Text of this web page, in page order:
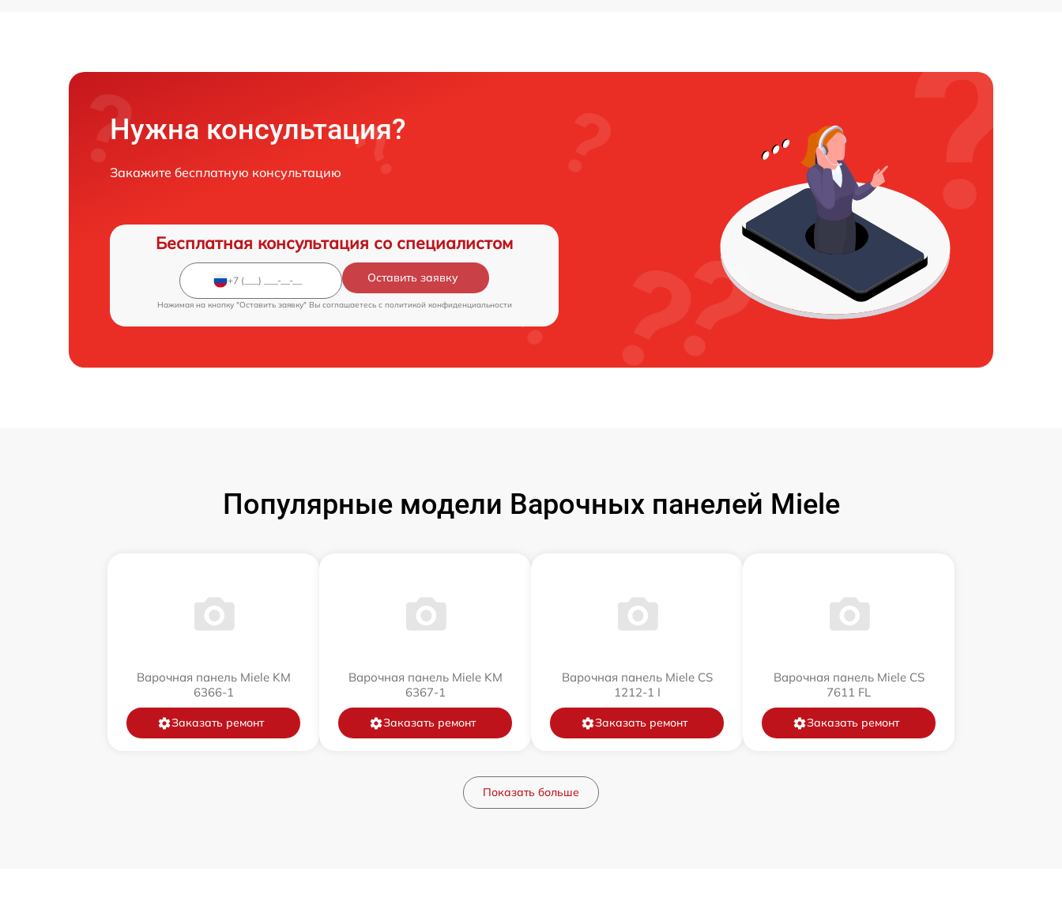
Нужна консультация?
Закажите бесплатную консультацию
Бесплатная консультация со специалистом
Оставить заявку
Нажимая на кнопку "Оставить заявку" Вы соглашаетесь c политикой конфиденциальности
Популярные модели Варочных панелей Miele
Варочная панель Miele KM
6366-1
Заказать ремонт
Варочная панель Miele KM
6367-1
Заказать ремонт
Варочная панель Miele CS
1212-1 I
Заказать ремонт
Варочная панель Miele CS
7611 FL
Заказать ремонт
Показать больше